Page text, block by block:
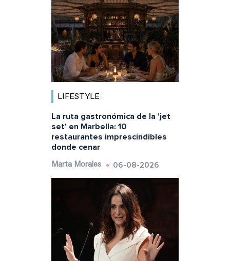
LIFESTYLE
La ruta gastronómica de la 'jet
set' en Marbella: 10
restaurantes imprescindibles
donde cenar
Marta Morales 06-08-2026